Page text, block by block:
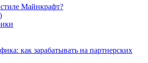
Майнкрафт?
как зарабатывать на партнерских